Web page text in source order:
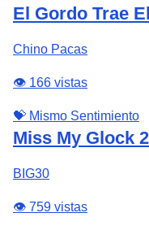
El Gordo Trae
Chino Pacas
👁️ 166 vistas
💝 Mismo Sentimiento
Miss My Glock
BIG30
👁️ 759 vistas